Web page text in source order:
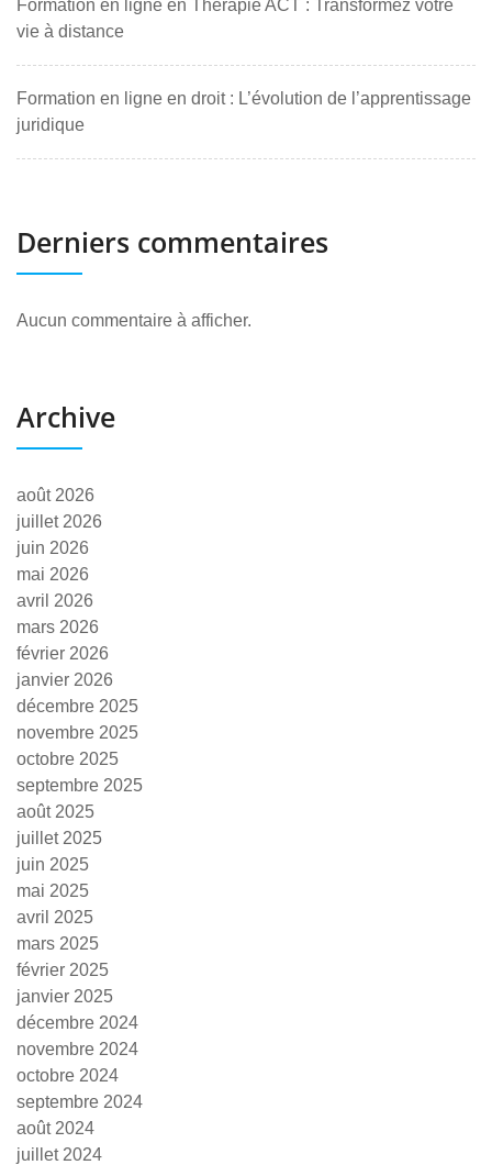
Formation en ligne en Thérapie ACT : Transformez votre
vie à distance
Formation en ligne en droit : L’évolution de l’apprentissage
juridique
Derniers commentaires
Aucun commentaire à afficher.
Archive
août 2026
juillet 2026
juin 2026
mai 2026
avril 2026
mars 2026
février 2026
janvier 2026
décembre 2025
novembre 2025
octobre 2025
septembre 2025
août 2025
juillet 2025
juin 2025
mai 2025
avril 2025
mars 2025
février 2025
janvier 2025
décembre 2024
novembre 2024
octobre 2024
septembre 2024
août 2024
juillet 2024